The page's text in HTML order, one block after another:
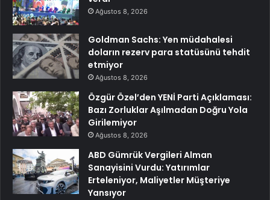
Ağustos 8, 2026
Goldman Sachs: Yen müdahalesi
doların rezerv para statüsünü tehdit
etmiyor
Ağustos 8, 2026
Özgür Özel’den YENİ Parti Açıklaması:
Bazı Zorluklar Aşılmadan Doğru Yola
Girilemiyor
Ağustos 8, 2026
ABD Gümrük Vergileri Alman
Sanayisini Vurdu: Yatırımlar
Erteleniyor, Maliyetler Müşteriye
Yansıyor